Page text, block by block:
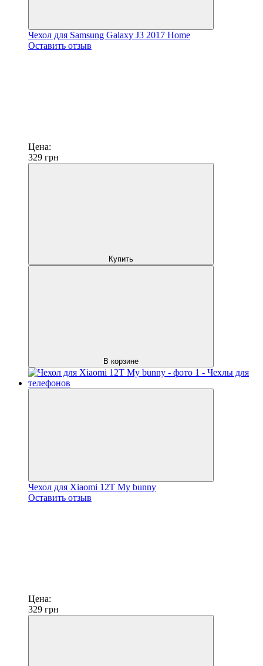
Чехол для Samsung Galaxy J3 2017 Home
Оставить отзыв
Цена:
329 грн
Купить
В корзине
Чехол для Xiaomi 12T My bunny
Оставить отзыв
Цена:
329 грн